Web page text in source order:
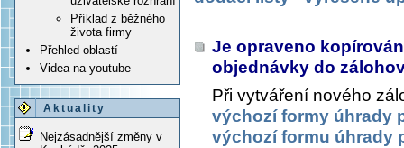
Příklad z běžného
života firmy
Přehled oblastí
Videa na youtube
Aktuality
Nejzásadnější změny v
Je opraveno
objednávky do
Při vytváření nového
výchozí formy úhrady
výchozí formu úhrady